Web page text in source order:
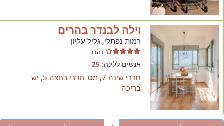
וילה לבנדר בהרים
רמות נפתלי, גליל עליון
נהדר
אנשים ללינה:25
חדרי שינה 7, מס' חדרי רחצה 5, יש
בריכה